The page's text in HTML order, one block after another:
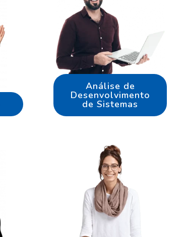
Análise de
Desenvolvimento
de Sistemas